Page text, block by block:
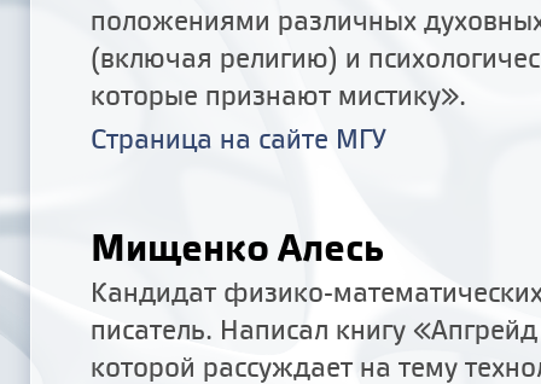
положениями различных
(включая религию) и
которые признают мистику».
Страница на сайте МГУ
Мищенко Алесь
Кандидат физико-
писатель. Написал книгу
которой рассуждает на тему